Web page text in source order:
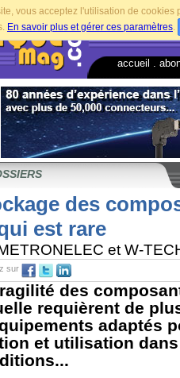
vous acceptez l'utilisation de
En savoir plus et gérer ces paramètres.
accueil
des
est rare
et W-
sur
des
requièrent de
adaptés
et utilisation